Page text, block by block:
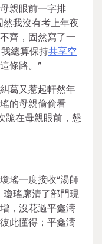
親眼前一字排
我沒有考上年夜
齊，固然寫了一
總算保持共享空
條路。”
葛又惹起軒然年
的母親偷偷看
跪在母親眼前，懇
瑤一度接收“湯師
瓊瑤廓清了部門現
，沒花過平鑫濤
此懂得；平鑫濤